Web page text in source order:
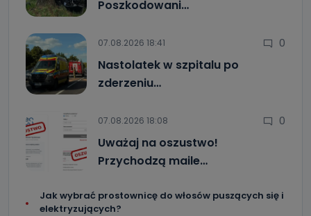
Poszkodowani…
07.08.2026 18:41 0
Nastolatek w szpitalu po
zderzeniu…
07.08.2026 18:08 0
Uważaj na oszustwo!
Przychodzą maile…
Jak wybrać prostownicę do włosów puszących się i
elektryzujących?